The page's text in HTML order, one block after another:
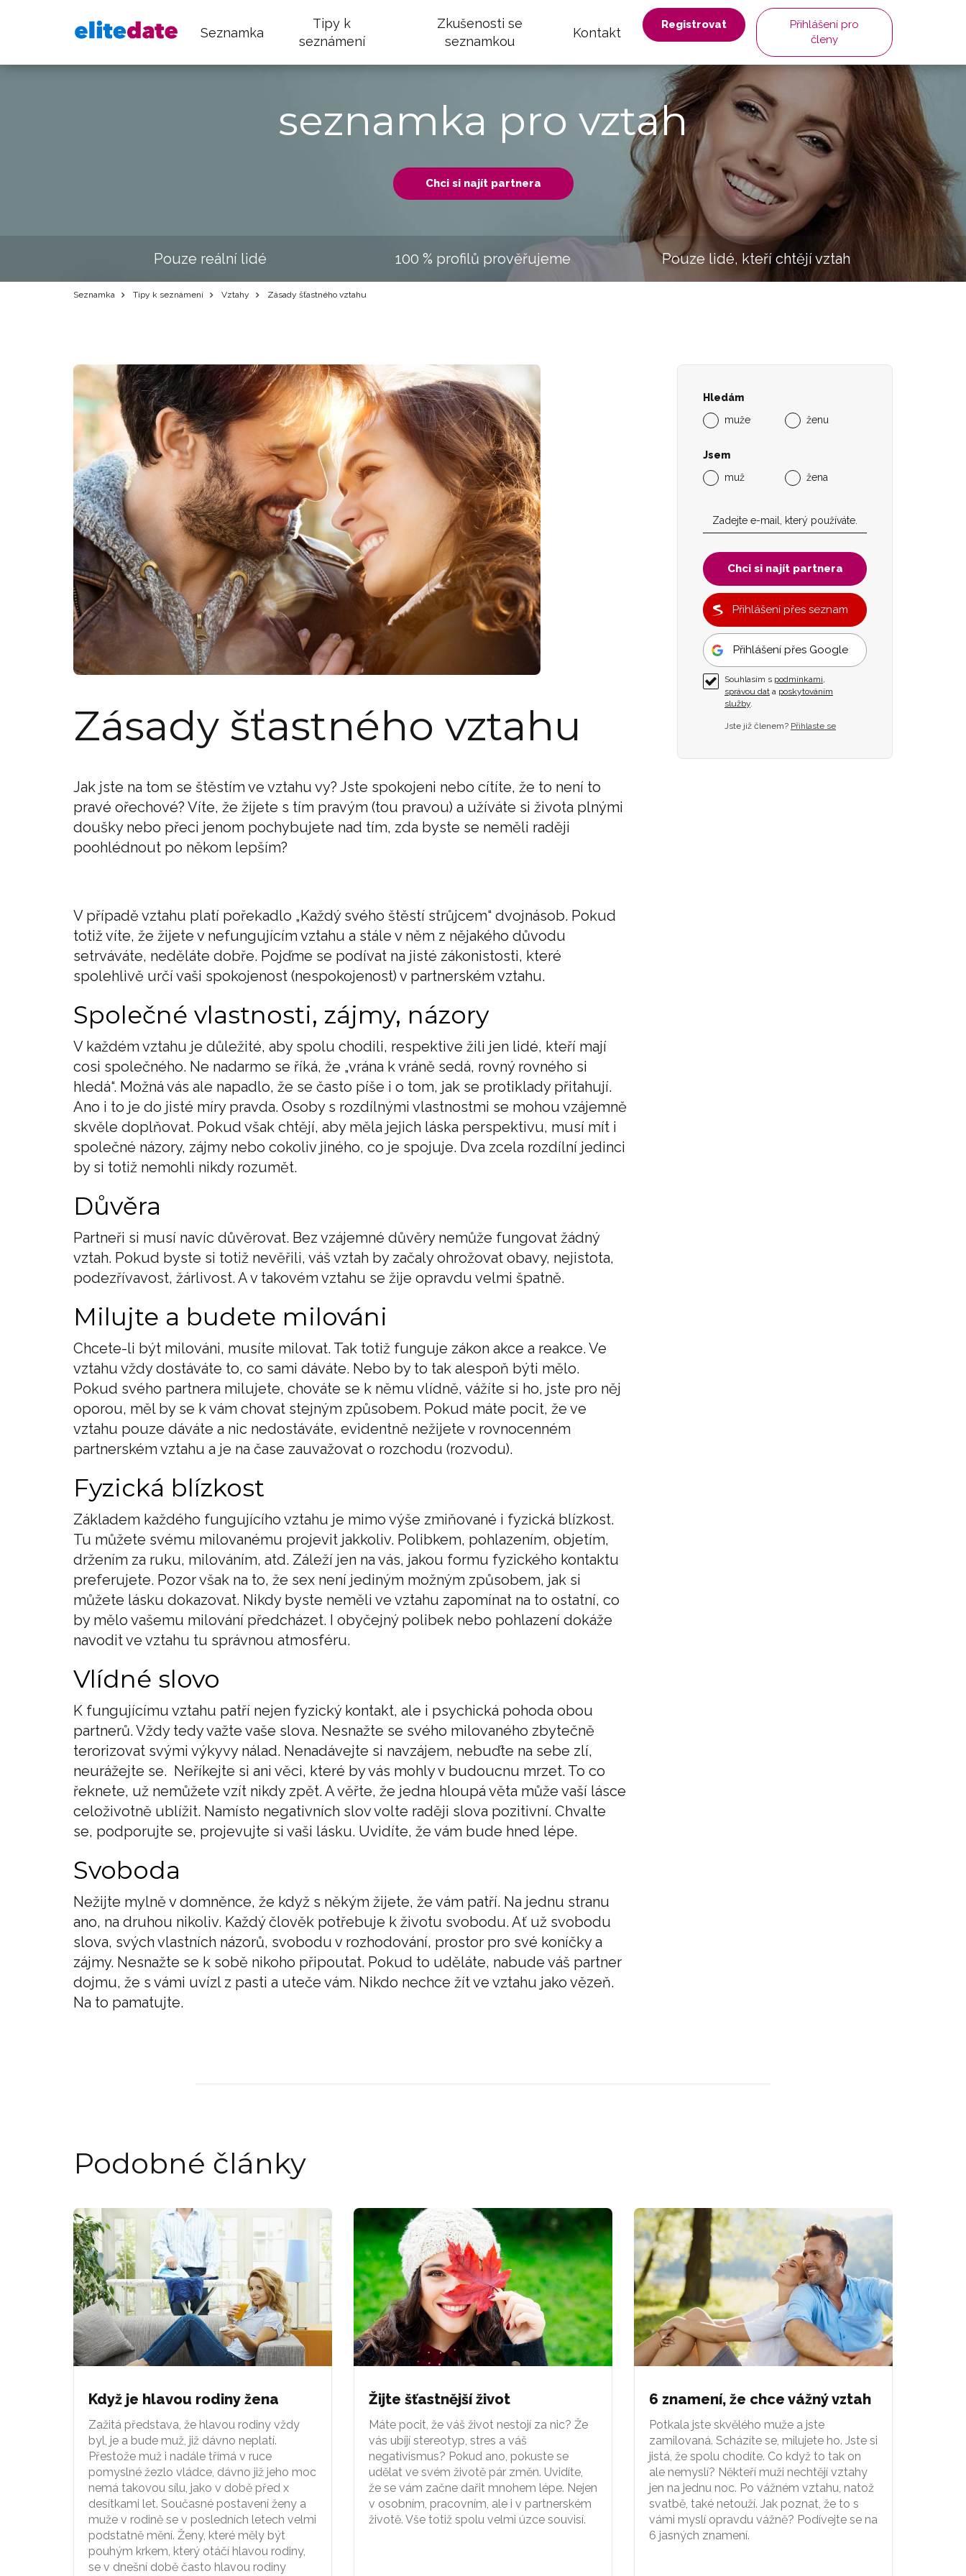
Seznamka
Tipy k
seznámení
Zkušenosti se
seznamkou
Kontakt
Registrovat
Přihlášení pro
členy
seznamka pro vztah
Chci si najít partnera
Pouze reální lidé 100 % profilů prověřujeme Pouze lidé, kteří chtějí vztah
Seznamka Tipy k seznámení Vztahy Zásady šťastného vztahu
Zásady šťastného vztahu
Jak jste na tom se štěstím ve vztahu vy? Jste spokojeni nebo cítíte, že to není to
pravé ořechové? Víte, že žijete s tím pravým (tou pravou) a užíváte si života plnými
doušky nebo přeci jenom pochybujete nad tím, zda byste se neměli raději
poohlédnout po někom lepším?
V případě vztahu platí pořekadlo „Každý svého štěstí strůjcem“ dvojnásob. Pokud
totiž víte, že žijete v nefungujícím vztahu a stále v něm z nějakého důvodu
setrváváte, neděláte dobře. Pojďme se podívat na jisté zákonistosti, které
spolehlivě určí vaši spokojenost (nespokojenost) v partnerském vztahu.
Společné vlastnosti, zájmy, názory
V každém vztahu je důležité, aby spolu chodili, respektive žili jen lidé, kteří mají
cosi společného. Ne nadarmo se říká, že „vrána k vráně sedá, rovný rovného si
hledá“. Možná vás ale napadlo, že se často píše i o tom, jak se protiklady přitahují.
Ano i to je do jisté míry pravda. Osoby s rozdílnými vlastnostmi se mohou vzájemně
skvěle doplňovat. Pokud však chtějí, aby měla jejich láska perspektivu, musí mít i
společné názory, zájmy nebo cokoliv jiného, co je spojuje. Dva zcela rozdílní jedinci
by si totiž nemohli nikdy rozumět.
Důvěra
Partneři si musí navíc důvěrovat. Bez vzájemné důvěry nemůže fungovat žádný
vztah. Pokud byste si totiž nevěřili, váš vztah by začaly ohrožovat obavy, nejistota,
podezřívavost, žárlivost. A v takovém vztahu se žije opravdu velmi špatně.
Milujte a budete milováni
Chcete-li být milováni, musíte milovat. Tak totiž funguje zákon akce a reakce. Ve
vztahu vždy dostáváte to, co sami dáváte. Nebo by to tak alespoň býti mělo.
Pokud svého partnera milujete, chováte se k němu vlídně, vážíte si ho, jste pro něj
oporou, měl by se k vám chovat stejným způsobem. Pokud máte pocit, že ve
vztahu pouze dáváte a nic nedostáváte, evidentně nežijete v rovnocenném
partnerském vztahu a je na čase zauvažovat o rozchodu (rozvodu).
Fyzická blízkost
Základem každého fungujícího vztahu je mimo výše zmiňované i fyzická blízkost.
Tu můžete svému milovanému projevit jakkoliv. Polibkem, pohlazením, objetím,
držením za ruku, milováním, atd. Záleží jen na vás, jakou formu fyzického kontaktu
preferujete. Pozor však na to, že sex není jediným možným způsobem, jak si
můžete lásku dokazovat. Nikdy byste neměli ve vztahu zapomínat na to ostatní, co
by mělo vašemu milování předcházet. I obyčejný polibek nebo pohlazení dokáže
navodit ve vztahu tu správnou atmosféru.
Vlídné slovo
K fungujícímu vztahu patří nejen fyzický kontakt, ale i psychická pohoda obou
partnerů. Vždy tedy važte vaše slova. Nesnažte se svého milovaného zbytečně
terorizovat svými výkyvy nálad. Nenadávejte si navzájem, nebuďte na sebe zlí,
neurážejte se. Neříkejte si ani věci, které by vás mohly v budoucnu mrzet. To co
řeknete, už nemůžete vzít nikdy zpět. A věřte, že jedna hloupá věta může vaší lásce
celoživotně ublížit. Namísto negativních slov volte raději slova pozitivní. Chvalte
se, podporujte se, projevujte si vaši lásku. Uvidíte, že vám bude hned lépe.
Svoboda
Nežijte mylně v domněnce, že když s někým žijete, že vám patří. Na jednu stranu
ano, na druhou nikoliv. Každý člověk potřebuje k životu svobodu. Ať už svobodu
slova, svých vlastních názorů, svobodu v rozhodování, prostor pro své koníčky a
zájmy. Nesnažte se k sobě nikoho připoutat. Pokud to uděláte, nabude váš partner
dojmu, že s vámi uvízl z pasti a uteče vám. Nikdo nechce žít ve vztahu jako vězeň.
Na to pamatujte.
Hledám
muže
ženu
Jsem
muž
žena
Chci si najít partnera
Přihlášení přes seznam
Přihlášení přes Google
Souhlasím s podmínkami,
správou dat a poskytováním
služby.
Jste již členem? Přihlaste se
Podobné články
Když je hlavou rodiny žena
Zažitá představa, že hlavou rodiny vždy
byl, je a bude muž, již dávno neplatí.
Přestože muž i nadále třímá v ruce
pomyslné žezlo vládce, dávno již jeho moc
nemá takovou sílu, jako v době před x
desítkami let. Současné postavení ženy a
muže v rodině se v posledních letech velmi
podstatně mění. Ženy, které měly být
pouhým krkem, který otáčí hlavou rodiny,
se v dnešní době často hlavou rodiny
Žijte šťastnější život
Máte pocit, že váš život nestojí za nic? Že
vás ubíjí stereotyp, stres a váš
negativismus? Pokud ano, pokuste se
udělat ve svém životě pár změn. Uvidíte,
že se vám začne dařit mnohem lépe. Nejen
v osobním, pracovním, ale i v partnerském
životě. Vše totiž spolu velmi úzce souvisí.
6 znamení, že chce vážný vztah
Potkala jste skvělého muže a jste
zamilovaná. Scházíte se, milujete ho. Jste si
jistá, že spolu chodíte. Co když to tak on
ale nemyslí? Někteří muži nechtějí vztahy
jen na jednu noc. Po vážném vztahu, natož
svatbě, také netouží. Jak poznat, že to s
vámi myslí opravdu vážně? Podívejte se na
6 jasných znamení.